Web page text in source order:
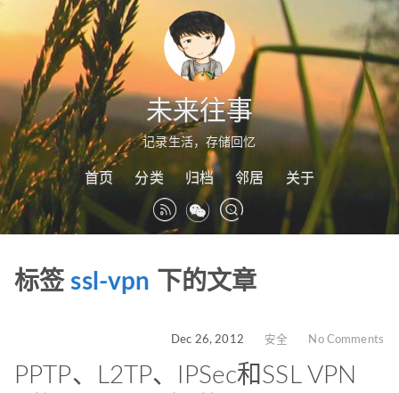
未来往事
记录生活，存储回忆
首页 分类 归档 邻居 关于
标签 ssl-vpn 下的文章
Dec 26, 2012 安全 No Comments
PPTP、L2TP、IPSec和SSL VPN